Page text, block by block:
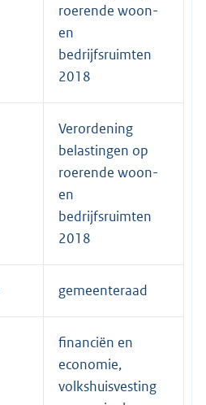
roerende woon-
en
bedrijfsruimten
2018
Verordening
belastingen op
roerende woon-
en
bedrijfsruimten
2018
gemeenteraad
financiën en
economie,
volkshuisvesting